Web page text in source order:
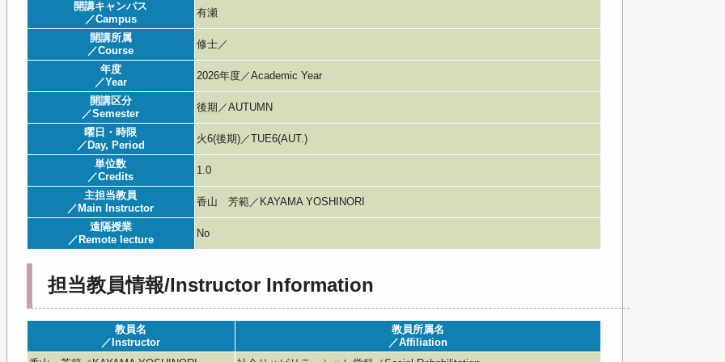
開講キャンパス
／Campus
有瀬
開講所属
／Course
修士／
年度
／Year
2026年度／Academic Year
開講区分
／Semester
後期／AUTUMN
曜日・時限
／Day, Period
火6(後期)／TUE6(AUT.)
単位数
／Credits
1.0
主担当教員
／Main Instructor
香山 芳範／KAYAMA YOSHINORI
遠隔授業
／Remote lecture
No
担当教員情報/Instructor Information
教員名
／Instructor
教員所属名
／Affiliation